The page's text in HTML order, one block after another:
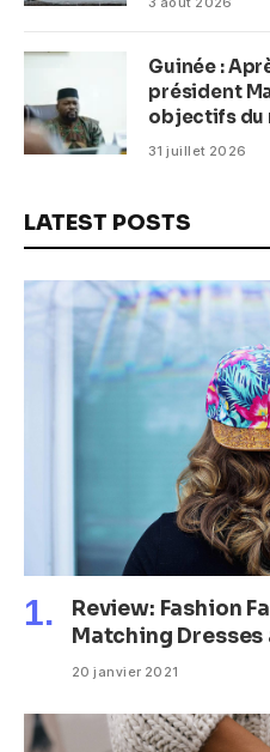
Guinée :
président
objectifs du
(CM)
31 juillet 2026
LATEST POSTS
Review: Fashion
Matching
20 janvier 2021